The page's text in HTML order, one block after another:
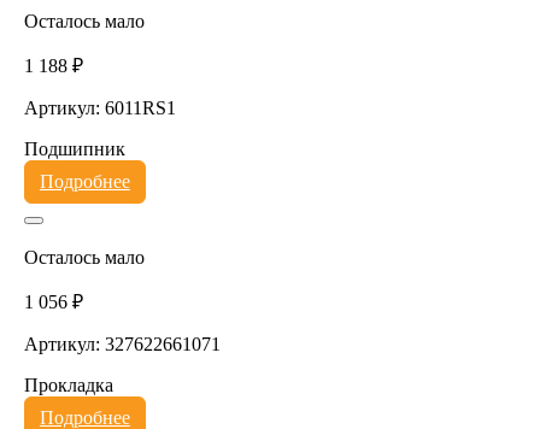
Осталось мало
1 188 ₽
Артикул: 6011RS1
Подшипник
Подробнее
Осталось мало
1 056 ₽
Артикул: 327622661071
Прокладка
Подробнее